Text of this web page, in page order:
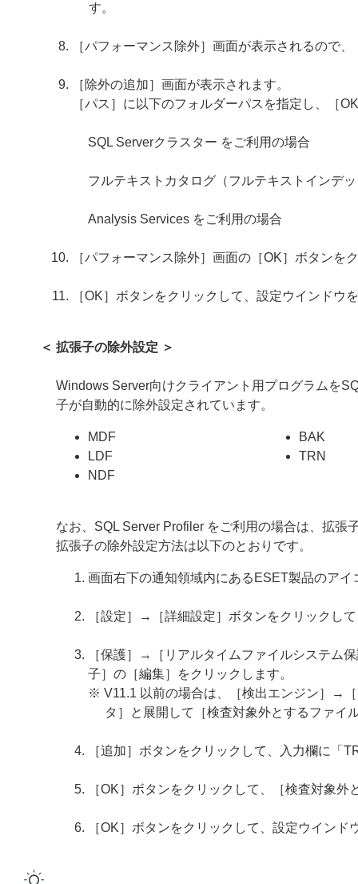
す。
［パフォーマンス除外］画面が表示されるので
［除外の追加］画面が表示されます。
［パス］に以下のフォルダーパスを指定し、［
SQL Serverクラスター をご利用の場合
フルテキストカタログ（フルテキストインデ
Analysis Services をご利用の場合
［パフォーマンス除外］画面の［OK］ボタンを
［OK］ボタンをクリックして、設定ウインドウ
＜ 拡張子の除外設定 ＞
Windows Server向けクライアント用プログラムを
子が自動的に除外設定されています。
MDF
LDF
NDF
BAK
TRN
なお、SQL Server Profiler をご利用の場合は、拡張
拡張子の除外設定方法は以下のとおりです。
画面右下の通知領域内にあるESET製品のア
［設定］→［詳細設定］ボタンをクリックし
［保護］→［リアルタイムファイルシステム
子］の［編集］をクリックします。
※ V11.1 以前の場合は、［検出エンジン］→
タ］と展開して［検査対象外とするファイ
［追加］ボタンをクリックして、入力欄に「
［OK］ボタンをクリックして、［検査対象
［OK］ボタンをクリックして、設定ウインド